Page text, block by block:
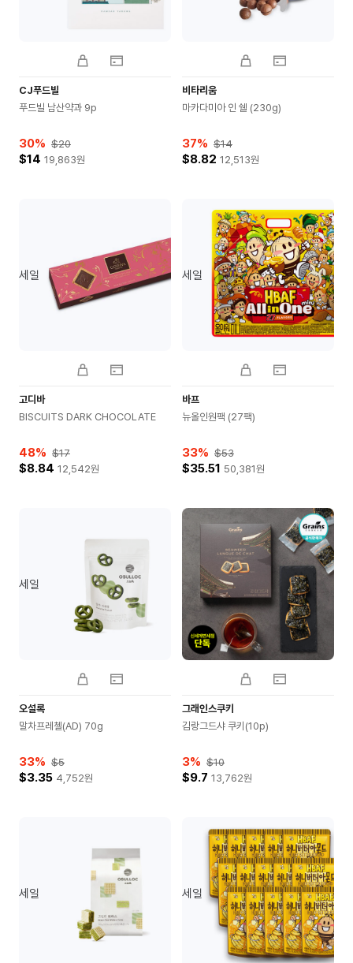
CJ푸드빌
푸드빌 남산약과 9p
30% $20
$14 19,863원
비타리움
마카다미아 인 쉘 (230g)
37% $14
$8.82 12,513원
세일
고디바
BISCUITS DARK CHOCOLATE
48% $17
$8.84 12,542원
세일
바프
뉴올인원팩 (27팩)
33% $53
$35.51 50,381원
세일
오설록
말차프레첼(AD) 70g
33% $5
$3.35 4,752원
그래인스쿠키
김랑그드샤 쿠키(10p)
3% $10
$9.7 13,762원
세일 세일